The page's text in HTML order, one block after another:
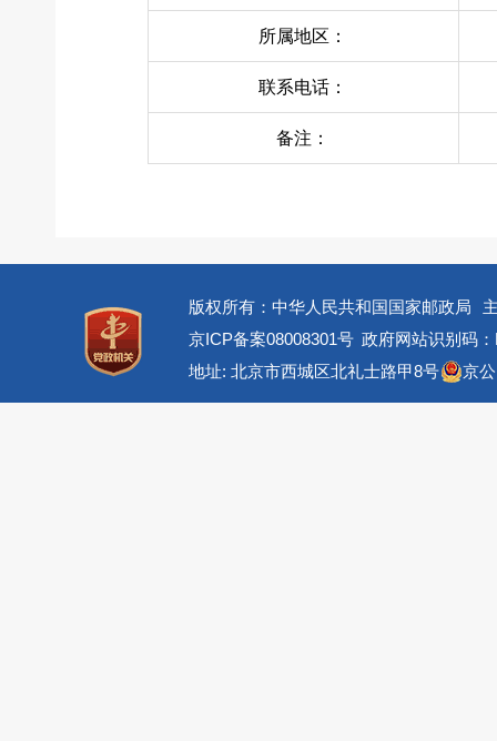
所属地区：
联系电话：
备注：
版权所有：中华人民共和国国家邮政局
京ICP备案08008301号 政府网站识别码
地址: 北京市西城区北礼士路甲8号
京